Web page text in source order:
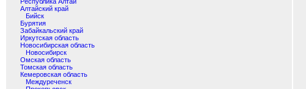
Алтайский край
Бийск
Бурятия
Забайкальский край
Иркутская область
Новосибирская область
Новосибирск
Омская область
Томская область
Кемеровская область
Междуреченск